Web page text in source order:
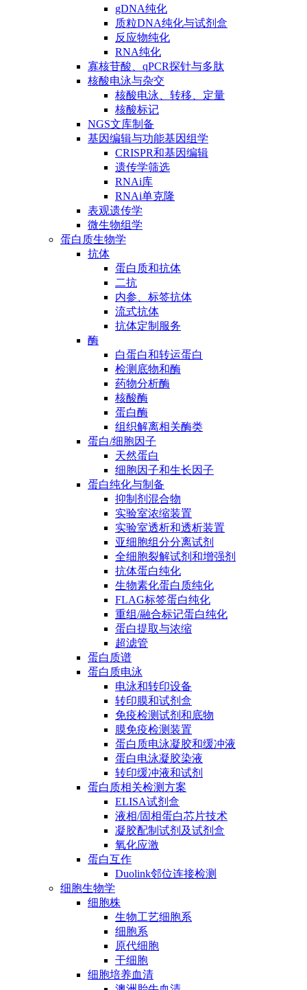
gDNA纯化
质粒DNA纯化与试剂盒
反应物纯化
RNA纯化
寡核苷酸、qPCR探针与多肽
核酸电泳与杂交
核酸电泳、转移、定量
核酸标记
NGS文库制备
基因编辑与功能基因组学
CRISPR和基因编辑
遗传学筛选
RNAi库
RNAi单克隆
表观遗传学
微生物组学
蛋白质生物学
抗体
蛋白质和抗体
二抗
内参、标签抗体
流式抗体
抗体定制服务
酶
白蛋白和转运蛋白
检测底物和酶
药物分析酶
核酸酶
蛋白酶
组织解离相关酶类
蛋白/细胞因子
天然蛋白
细胞因子和生长因子
蛋白纯化与制备
抑制剂混合物
实验室浓缩装置
实验室透析和透析装置
亚细胞组分分离试剂
全细胞裂解试剂和增强剂
抗体蛋白纯化
生物素化蛋白质纯化
FLAG标签蛋白纯化
重组/融合标记蛋白纯化
蛋白提取与浓缩
超滤管
蛋白质谱
蛋白质电泳
电泳和转印设备
转印膜和试剂盒
免疫检测试剂和底物
膜免疫检测装置
蛋白质电泳凝胶和缓冲液
蛋白电泳凝胶染液
转印缓冲液和试剂
蛋白质相关检测方案
ELISA试剂盒
液相/固相蛋白芯片技术
凝胶配制试剂及试剂盒
氧化应激
蛋白互作
Duolink邻位连接检测
细胞生物学
细胞株
生物工艺细胞系
细胞系
原代细胞
干细胞
细胞培养血清